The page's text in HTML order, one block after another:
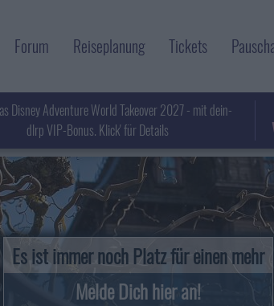
Forum Reiseplanung Tickets
Disney Adventure World Takeover 2027 - mit dein-
dlrp VIP-Bonus. Klick' für Details
Es ist immer noch Platz für einen mehr
Melde Dich hier an!